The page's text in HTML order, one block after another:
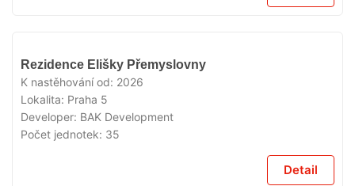
Rezidence Elišky Přemyslovny
K nastěhování od: 2026
Lokalita: Praha 5
Developer: BAK Development
Počet jednotek: 35
Detail